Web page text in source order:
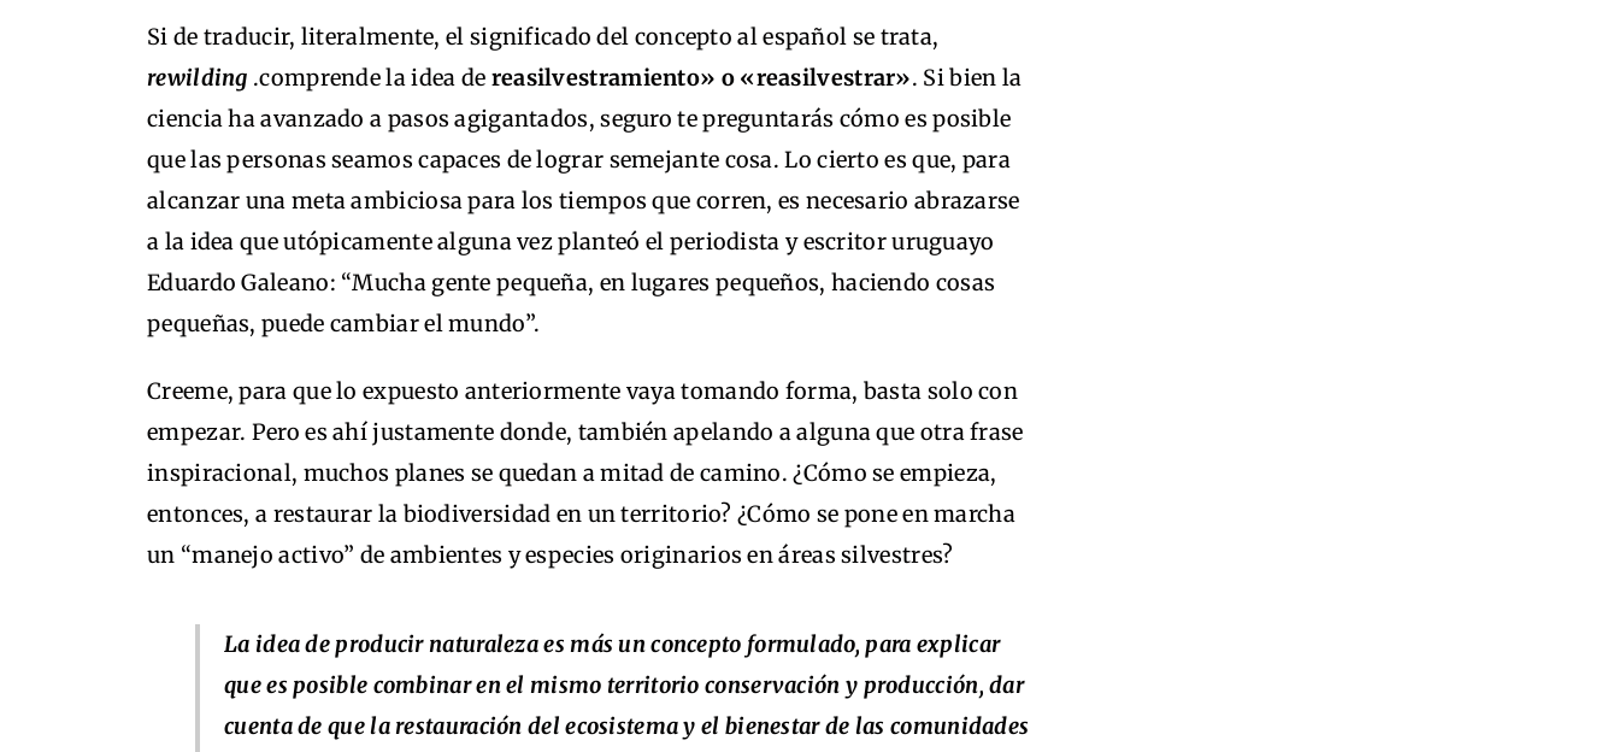
Si de traducir, literalmente, el significado del concepto al español se trata,
rewilding .comprende la idea de reasilvestramiento» o «reasilvestrar». Si bien la
ciencia ha avanzado a pasos agigantados, seguro te preguntarás cómo es posible
que las personas seamos capaces de lograr semejante cosa. Lo cierto es que, para
alcanzar una meta ambiciosa para los tiempos que corren, es necesario abrazarse
a la idea que utópicamente alguna vez planteó el periodista y escritor uruguayo
Eduardo Galeano: “Mucha gente pequeña, en lugares pequeños, haciendo cosas
pequeñas, puede cambiar el mundo”.
Creeme, para que lo expuesto anteriormente vaya tomando forma, basta solo con
empezar. Pero es ahí justamente donde, también apelando a alguna que otra frase
inspiracional, muchos planes se quedan a mitad de camino. ¿Cómo se empieza,
entonces, a restaurar la biodiversidad en un territorio? ¿Cómo se pone en marcha
un “manejo activo” de ambientes y especies originarios en áreas silvestres?
La idea de producir naturaleza es más un concepto formulado, para explicar
que es posible combinar en el mismo territorio conservación y producción, dar
cuenta de que la restauración del ecosistema y el bienestar de las comunidades